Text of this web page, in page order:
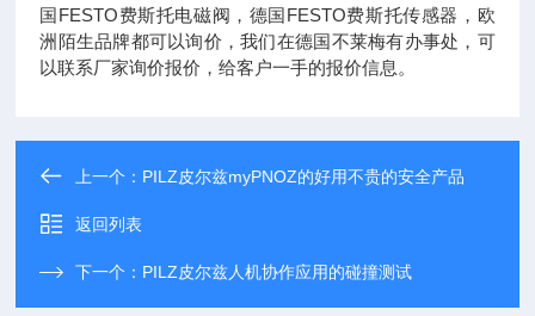
国FESTO费斯托电磁阀，德国FESTO费斯托传感器，欧
洲陌生品牌都可以询价，我们在德国不莱梅有办事处，可
以联系厂家询价报价，给客户一手的报价信息。
上一个： PILZ皮尔兹myPNOZ的好用不贵的安全产品
返回列表
下一个： PILZ皮尔兹人机协作应用的碰撞测试